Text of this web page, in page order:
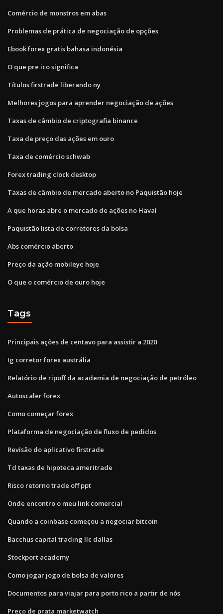
Comércio de monstros em abas
Problemas de prática de negociação de opções
Ebook forex gratis bahasa indonésia
O que pre ico significa
Títulos firstrade liberando ny
Melhores jogos para aprender negociação de ações
Taxas de câmbio de criptografia binance
Taxa de preço das ações em ouro
Taxa de comércio schwab
Forex trading clock desktop
Taxas de câmbio de mercado aberto no Paquistão hoje
A que horas abre o mercado de ações no Havaí
Paquistão lista de corretores da bolsa
Abs comércio aberto
Preço da ação mobileye hoje
O que o comércio de ouro hoje
Tags
Principais ações de centavo para assistir a 2020
Ig corretor forex austrália
Relatório de ripoff da academia de negociação de petróleo
Autoscaler forex
Como começar forex
Plataforma de negociação de fluxo de pedidos
Revisão do aplicativo firstrade
Td taxas de hipoteca ameritrade
Risco retorno trade off ppt
Onde encontro o meu link comercial
Quando a coinbase começou a negociar bitcoin
Bacchus capital trading llc dallas
Stockport academy
Como jogar jogo de bolsa de valores
Documentos para viajar para porto rico a partir de nós
Preço de prata marketwatch